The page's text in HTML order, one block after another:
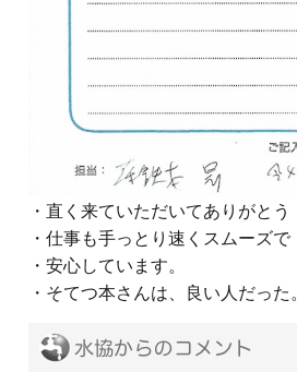
・直く来ていただいてありがとう
・仕事も手っとり速くスムーズで
・安心しています。
・そてつ本さんは、良い人だった。